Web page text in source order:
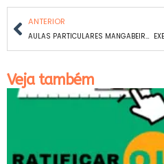
ANTERIOR
AULAS PARTICULARES MANGABEIRAS EM BH
Veja também